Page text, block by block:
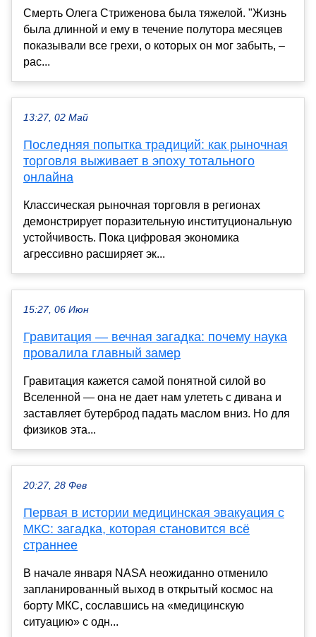
Смерть Олега Стриженова была тяжелой. "Жизнь
была длинной и ему в течение полутора месяцев
показывали все грехи, о которых он мог забыть, –
рас...
13:27, 02 Май
Последняя попытка традиций: как рыночная
торговля выживает в эпоху тотального
онлайна
Классическая рыночная торговля в регионах
демонстрирует поразительную институциональную
устойчивость. Пока цифровая экономика
агрессивно расширяет эк...
15:27, 06 Июн
Гравитация — вечная загадка: почему наука
провалила главный замер
Гравитация кажется самой понятной силой во
Вселенной — она не дает нам улететь с дивана и
заставляет бутерброд падать маслом вниз. Но для
физиков эта...
20:27, 28 Фев
Первая в истории медицинская эвакуация с
МКС: загадка, которая становится всё
страннее
В начале января NASA неожиданно отменило
запланированный выход в открытый космос на
борту МКС, сославшись на «медицинскую
ситуацию» с одн...